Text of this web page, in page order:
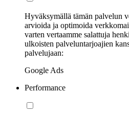
Hyväksymällä tämän palvelun
arvioida ja optimoida
varten vertaamme salattuja
ulkoisten palveluntarjoajien
palvelujaan:
Google Ads
Performance